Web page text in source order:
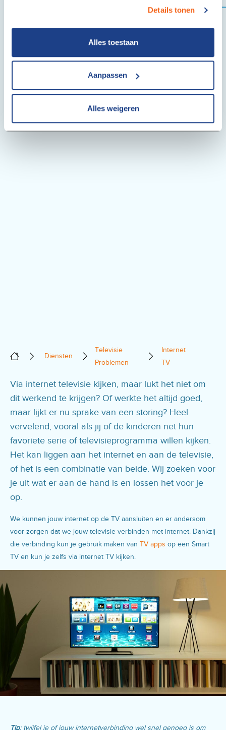
Details tonen
Alles toestaan
Aanpassen
Alles weigeren
Internet TV: hulp door Studentaanhuis
Diensten
Televisie
Problemen
Internet
TV
Via internet televisie kijken, maar lukt het niet om
dit werkend te krijgen? Of werkte het altijd goed,
maar lijkt er nu sprake van een storing? Heel
vervelend, vooral als jij of de kinderen net hun
favoriete serie of televisieprogramma willen kijken.
Het kan liggen aan het internet en aan de televisie,
of het is een combinatie van beide. Wij zoeken voor
je uit wat er aan de hand is en lossen het voor je
op.
We kunnen jouw internet op de TV aansluiten en er andersom
voor zorgen dat we jouw televisie verbinden met internet. Dankzij
die verbinding kun je gebruik maken van TV apps op een Smart
TV en kun je zelfs via internet TV kijken.
Tip: twijfel je of jouw internetverbinding wel snel genoeg is om